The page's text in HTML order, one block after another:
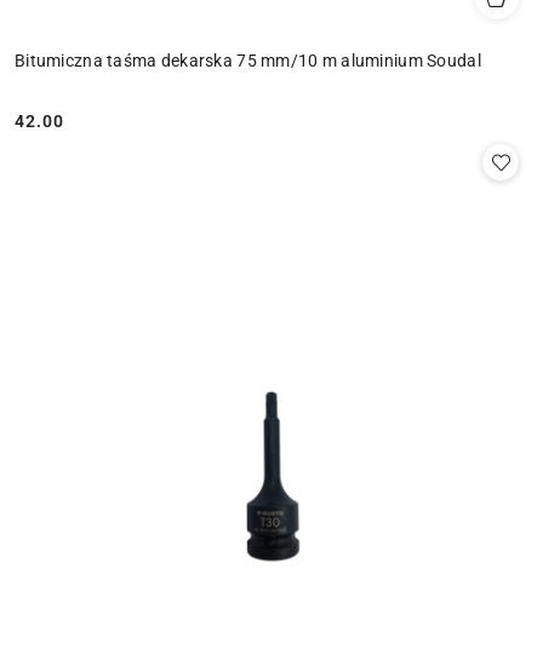
Bitumiczna taśma dekarska 75 mm/10 m aluminium Soudal
Cena:
42.00